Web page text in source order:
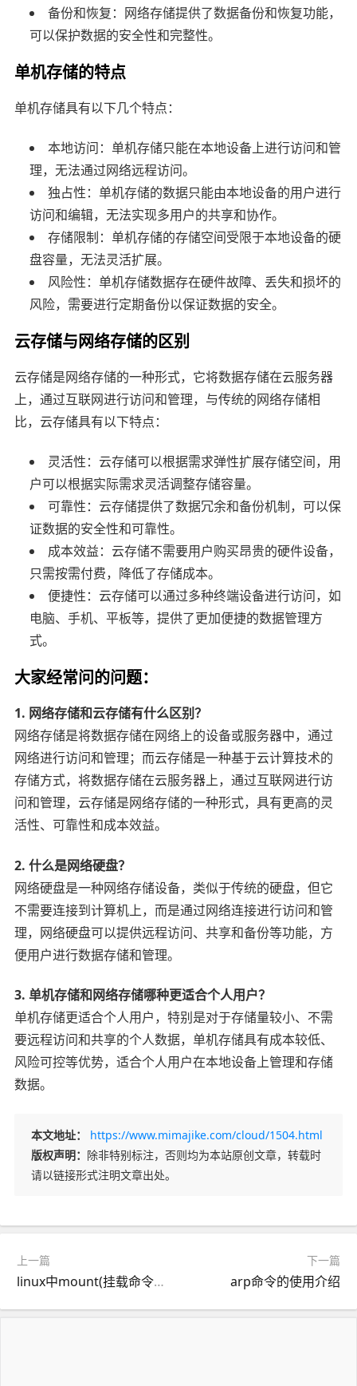
备份和恢复：网络存储提供了数据备份和恢复功能，
可以保护数据的安全性和完整性。
单机存储的特点
单机存储具有以下几个特点：
本地访问：单机存储只能在本地设备上进行访问和管
理，无法通过网络远程访问。
独占性：单机存储的数据只能由本地设备的用户进行
访问和编辑，无法实现多用户的共享和协作。
存储限制：单机存储的存储空间受限于本地设备的硬
盘容量，无法灵活扩展。
风险性：单机存储数据存在硬件故障、丢失和损坏的
风险，需要进行定期备份以保证数据的安全。
云存储与网络存储的区别
云存储是网络存储的一种形式，它将数据存储在云服务器
上，通过互联网进行访问和管理，与传统的网络存储相
比，云存储具有以下特点：
灵活性：云存储可以根据需求弹性扩展存储空间，用
户可以根据实际需求灵活调整存储容量。
可靠性：云存储提供了数据冗余和备份机制，可以保
证数据的安全性和可靠性。
成本效益：云存储不需要用户购买昂贵的硬件设备，
只需按需付费，降低了存储成本。
便捷性：云存储可以通过多种终端设备进行访问，如
电脑、手机、平板等，提供了更加便捷的数据管理方
式。
大家经常问的问题：
1. 网络存储和云存储有什么区别？
网络存储是将数据存储在网络上的设备或服务器中，通过
网络进行访问和管理；而云存储是一种基于云计算技术的
存储方式，将数据存储在云服务器上，通过互联网进行访
问和管理，云存储是网络存储的一种形式，具有更高的灵
活性、可靠性和成本效益。
2. 什么是网络硬盘？
网络硬盘是一种网络存储设备，类似于传统的硬盘，但它
不需要连接到计算机上，而是通过网络连接进行访问和管
理，网络硬盘可以提供远程访问、共享和备份等功能，方
便用户进行数据存储和管理。
3. 单机存储和网络存储哪种更适合个人用户？
单机存储更适合个人用户，特别是对于存储量较小、不需
要远程访问和共享的个人数据，单机存储具有成本较低、
风险可控等优势，适合个人用户在本地设备上管理和存储
数据。
本文地址：
https://www.mimajike.com/cloud/1504.html
版权声明： 除非特别标注，否则均为本站原创文章，转载时
请以链接形式注明文章出处。
上一篇
linux中mount(挂载命令)的用法介绍
下一篇
arp命令的使用介绍